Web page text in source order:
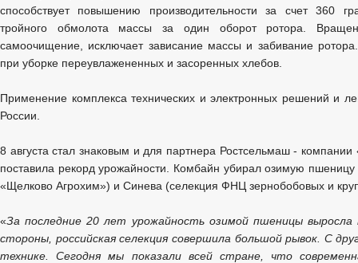
способствует повышению производительности за счет 360
тройного обмолота массы за один оборот ротора.
самоочищение, исключает зависание массы и забивание
при уборке переувлажененных и засоренных хлебов.
Применение комплекса технических и электронных решений и
России.
8 августа стал знаковым и для партнера Ростсельмаш -
поставила рекорд урожайности. Комбайн убирал озимую
«Щелково Агрохим») и Синева (селекция ФНЦ зернобобовых и
«За последние 20 лет урожайность озимой пшеницы
стороны, российская селекция совершила большой рывок. С
технике. Сегодня мы показали всей стране, что